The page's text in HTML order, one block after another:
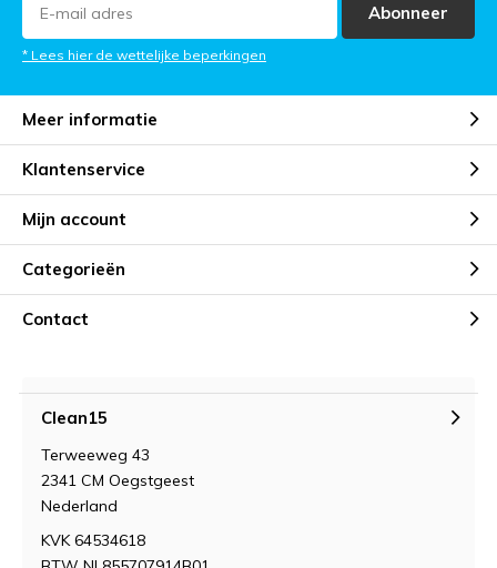
Abonneer
* Lees hier de wettelijke beperkingen
Meer informatie
Klantenservice
Mijn account
Categorieën
Contact
Clean15
Terweeweg 43
2341 CM Oegstgeest
Nederland
KVK 64534618